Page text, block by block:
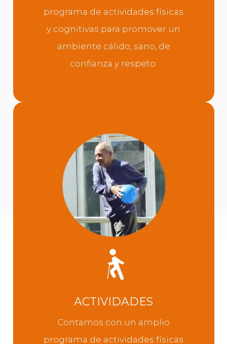
programa de actividades físicas
y cognitivas para promover un
ambiente cálido, sano, de
confianza y respeto.
ACTIVIDADES
Contamos con un amplio
programa de actividades físicas
ACTIVIDADES
Conoce todas las actividades
con las que generamos salud,
confianza y convivencia en tu